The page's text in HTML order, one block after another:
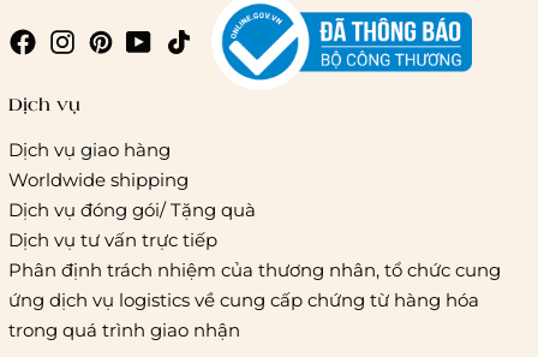
Giao hàng trong ngày (hoả tốc)
Giao hàng tiêu chuẩn:
Hồ Chí Minh:
Áp dụng theo bảng giá cước của ĐVVC
Vietelpost/ Giaohangtietkiem và 1 số đối tác vận chuyển
Hà Nội và các tỉnh thành khác:
Áp dụng theo bảng giá
cước của ĐVVC Vietelpost/ Giaohangtietkiem... và 1 số đối
Dịch vụ
Dịch vụ giao hàng
Worldwide shipping
Dịch vụ đóng gói/ Tặng quà
Dịch vụ tư vấn trực tiếp
Phân định trách nhiệm của thương nhân, tổ chức cung
ứng dịch vụ logistics về cung cấp chứng từ hàng hóa
trong quá trình giao nhận